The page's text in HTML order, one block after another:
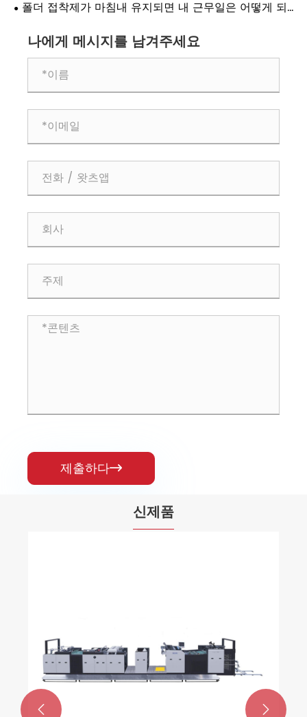
폴더 접착제가 마침내 유지되면 내 근무일은 어떻게 되
나에게 메시지를 남겨주세요
제출하다
신제품
 